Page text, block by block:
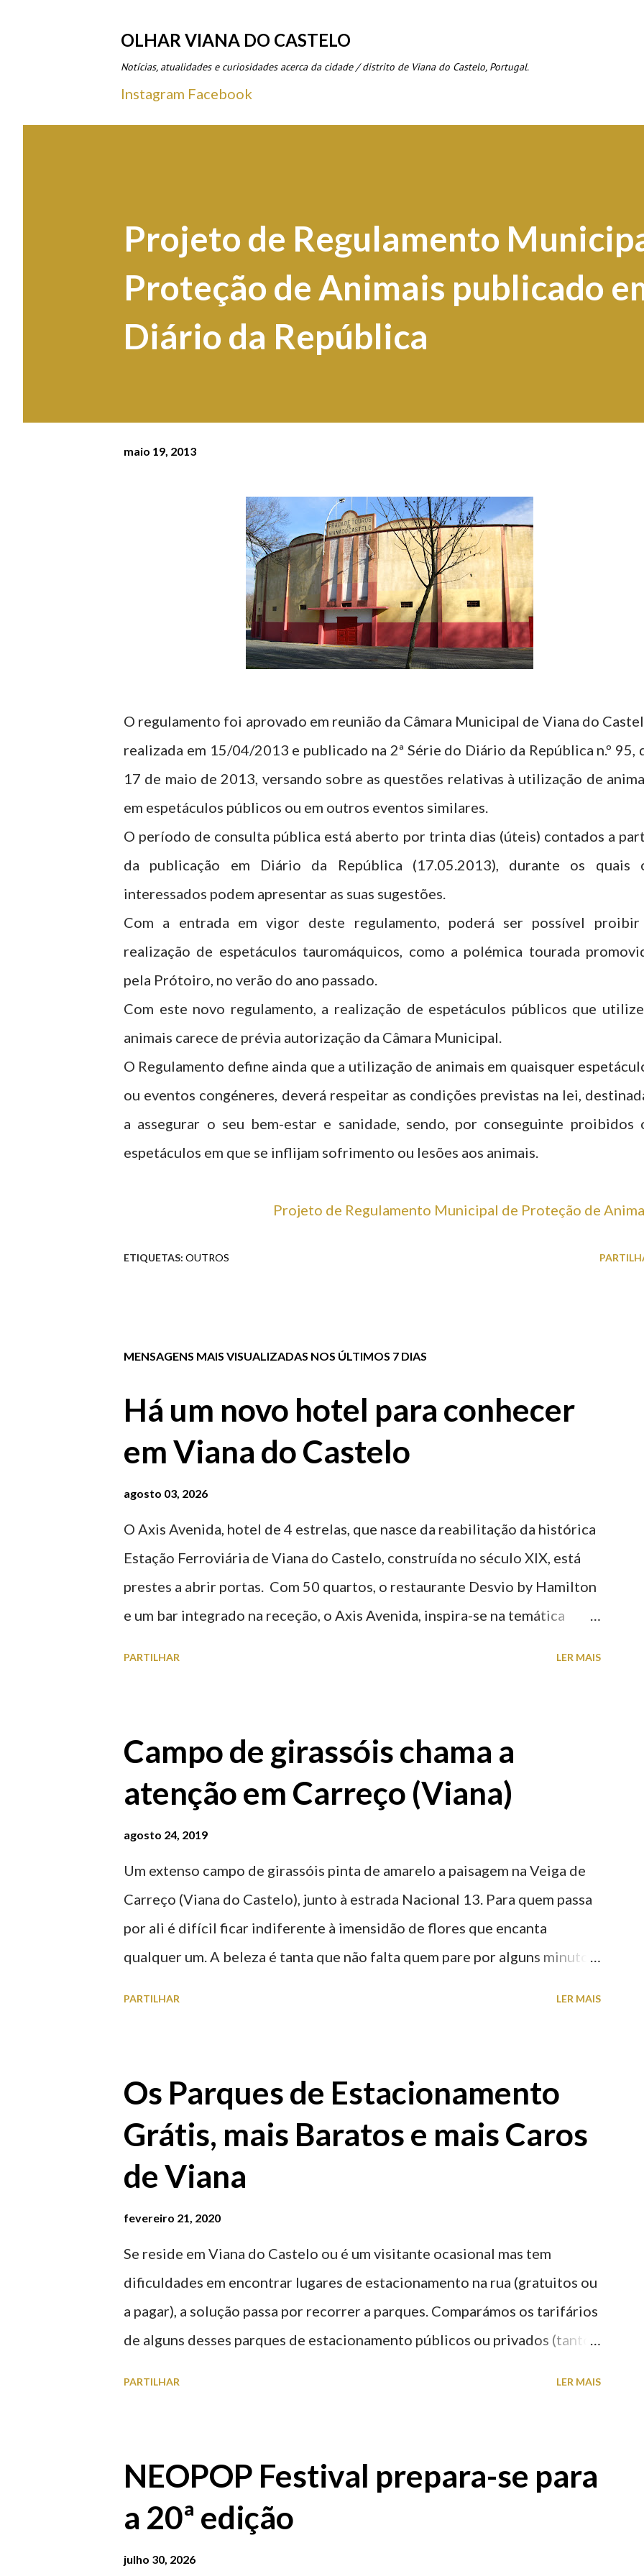
OLHAR VIANA DO CASTELO
Notícias, atualidades e curiosidades acerca da cidade / distrito de Viana do Castelo, Portugal.
Instagram Facebook
Projeto de Regulamento
Proteção de Animais publicado
Diário da República
maio 19, 2013
O regulamento foi aprovado em reunião da Câmara Municipal de Viana do
realizada em 15/04/2013 e publicado na 2ª Série do Diário da República n.º 95,
17 de maio de 2013, versando sobre as questões relativas à utilização de
em espetáculos públicos ou em outros eventos similares.
O período de consulta pública está aberto por trinta dias (úteis) contados a
da publicação em Diário da República (17.05.2013), durante os quais
interessados podem apresentar as suas sugestões.
Com a entrada em vigor deste regulamento, poderá ser possível
realização de espetáculos tauromáquicos, como a polémica tourada
pela Prótoiro, no verão do ano passado.
Com este novo regulamento, a realização de espetáculos públicos que
animais carece de prévia autorização da Câmara Municipal.
O Regulamento define ainda que a utilização de animais em quaisquer
ou eventos congéneres, deverá respeitar as condições previstas na lei,
a assegurar o seu bem-estar e sanidade, sendo, por conseguinte proibidos
espetáculos em que se inflijam sofrimento ou lesões aos animais.
Projeto de Regulamento Municipal de Proteção de
ETIQUETAS: OUTROS
MENSAGENS MAIS VISUALIZADAS NOS ÚLTIMOS 7 DIAS
Há um novo hotel para conhecer
em Viana do Castelo
agosto 03, 2026
O Axis Avenida, hotel de 4 estrelas, que nasce da reabilitação da histórica
Estação Ferroviária de Viana do Castelo, construída no século XIX, está
prestes a abrir portas. Com 50 quartos, o restaurante Desvio by Hamilton
e um bar integrado na receção, o Axis Avenida, inspira-se na temática
PARTILHAR LER MAIS
Campo de girassóis chama a
atenção em Carreço (Viana)
agosto 24, 2019
Um extenso campo de girassóis pinta de amarelo a paisagem na Veiga de
Carreço (Viana do Castelo), junto à estrada Nacional 13. Para quem passa
por ali é difícil ficar indiferente à imensidão de flores que encanta
qualquer um. A beleza é tanta que não falta quem pare por alguns minutos
PARTILHAR LER MAIS
Os Parques de Estacionamento
Grátis, mais Baratos e mais Caros
de Viana
fevereiro 21, 2020
Se reside em Viana do Castelo ou é um visitante ocasional mas tem
dificuldades em encontrar lugares de estacionamento na rua (gratuitos ou
a pagar), a solução passa por recorrer a parques. Comparámos os tarifários
de alguns desses parques de estacionamento públicos ou privados (tanto
Parque da Estação Viana Shopping é grátis de 2ª a 5ª feira a partir das
20:00 (DIAS ÚTEIS)
PARTILHAR LER MAIS
NEOPOP Festival prepara-se para
a 20ª edição
julho 30, 2026